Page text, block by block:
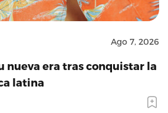
Ago 7, 2026
nueva era tras conquistar la
latina